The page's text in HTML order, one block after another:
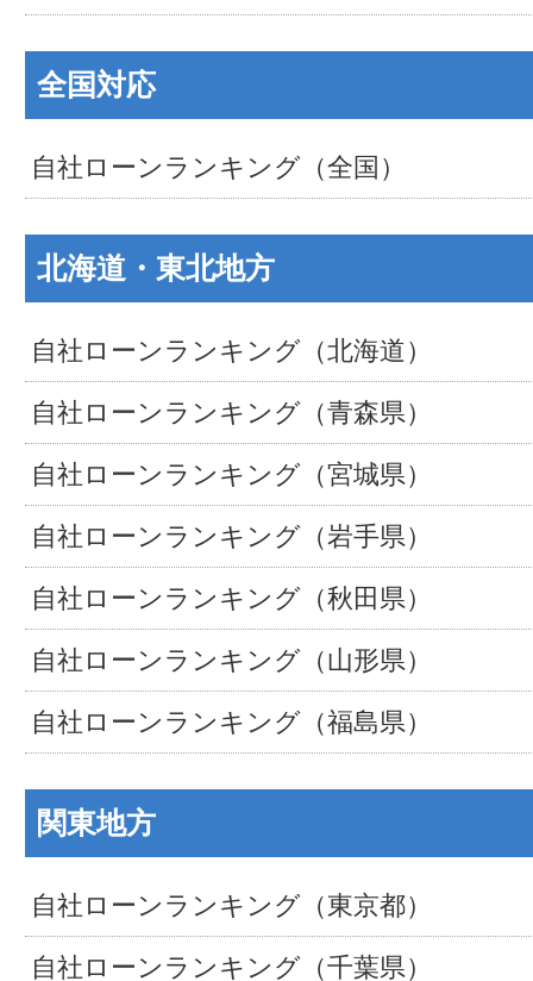
全国対応
自社ローンランキング（全国）
北海道・東北地方
自社ローンランキング（北海道）
自社ローンランキング（青森県）
自社ローンランキング（宮城県）
自社ローンランキング（岩手県）
自社ローンランキング（秋田県）
自社ローンランキング（山形県）
自社ローンランキング（福島県）
関東地方
自社ローンランキング（東京都）
自社ローンランキング（千葉県）